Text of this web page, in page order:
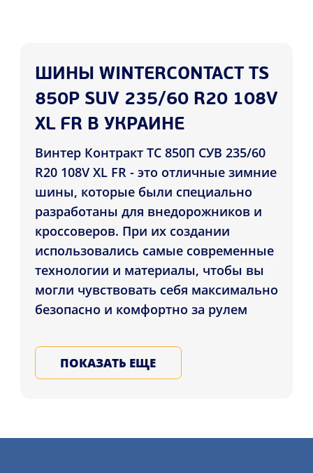
ШИНЫ WINTERCONTACT TS
850P SUV 235/60 R20 108V
XL FR В УКРАИНЕ
Винтер Контракт ТС 850П СУВ 235/60
R20 108V XL FR - это отличные зимние
шины, которые были специально
разработаны для внедорожников и
кроссоверов. При их создании
использовались самые современные
технологии и материалы, чтобы вы
могли чувствовать себя максимально
безопасно и комфортно за рулем
условиях.
WinterContact TS 850P SUV 235/60 R20
составу резины и уникальному
ПОКАЗАТЬ ЕЩЕ